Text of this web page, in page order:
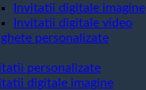
Invitatii digitale imagine
Invitatii digitale video
personalizate
personalizate
digitale imagine